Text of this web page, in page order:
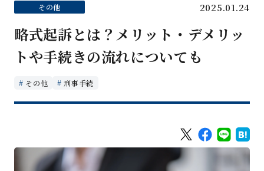
その他 2025.01.24
略式起訴とは？メリット・デメリッ
トや手続きの流れについても
その他 刑事手続